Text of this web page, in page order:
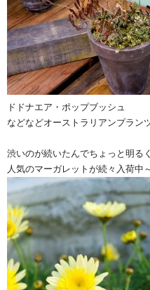
ドドナエア・ポップブッシュ
などなどオーストラリアンプラン
渋いのが続いたんでちょっと明る
人気のマーガレットが続々入荷中